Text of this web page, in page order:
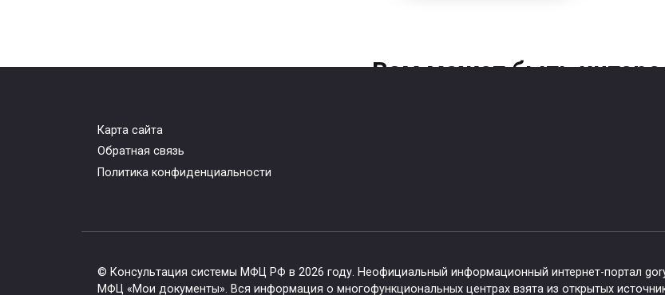
Вам может быть
Карта сайта
Обратная связь
Политика конфиденциальности
© Консультация системы МФЦ РФ в 2026 году. Неофициальный информационный интернет-портал
МФЦ «Мои документы». Вся информация о многофункциональных центрах взята из открытых